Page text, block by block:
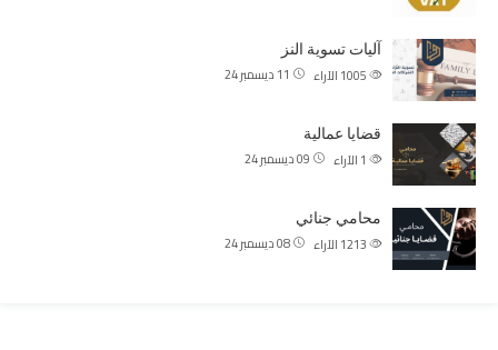
آليات تسوية النز
11 ديسمبر 24 الآراء
قضايا عمالية
09 ديسمبر 24 الآراء
محامي جنائي
08 ديسمبر 24 الآراء